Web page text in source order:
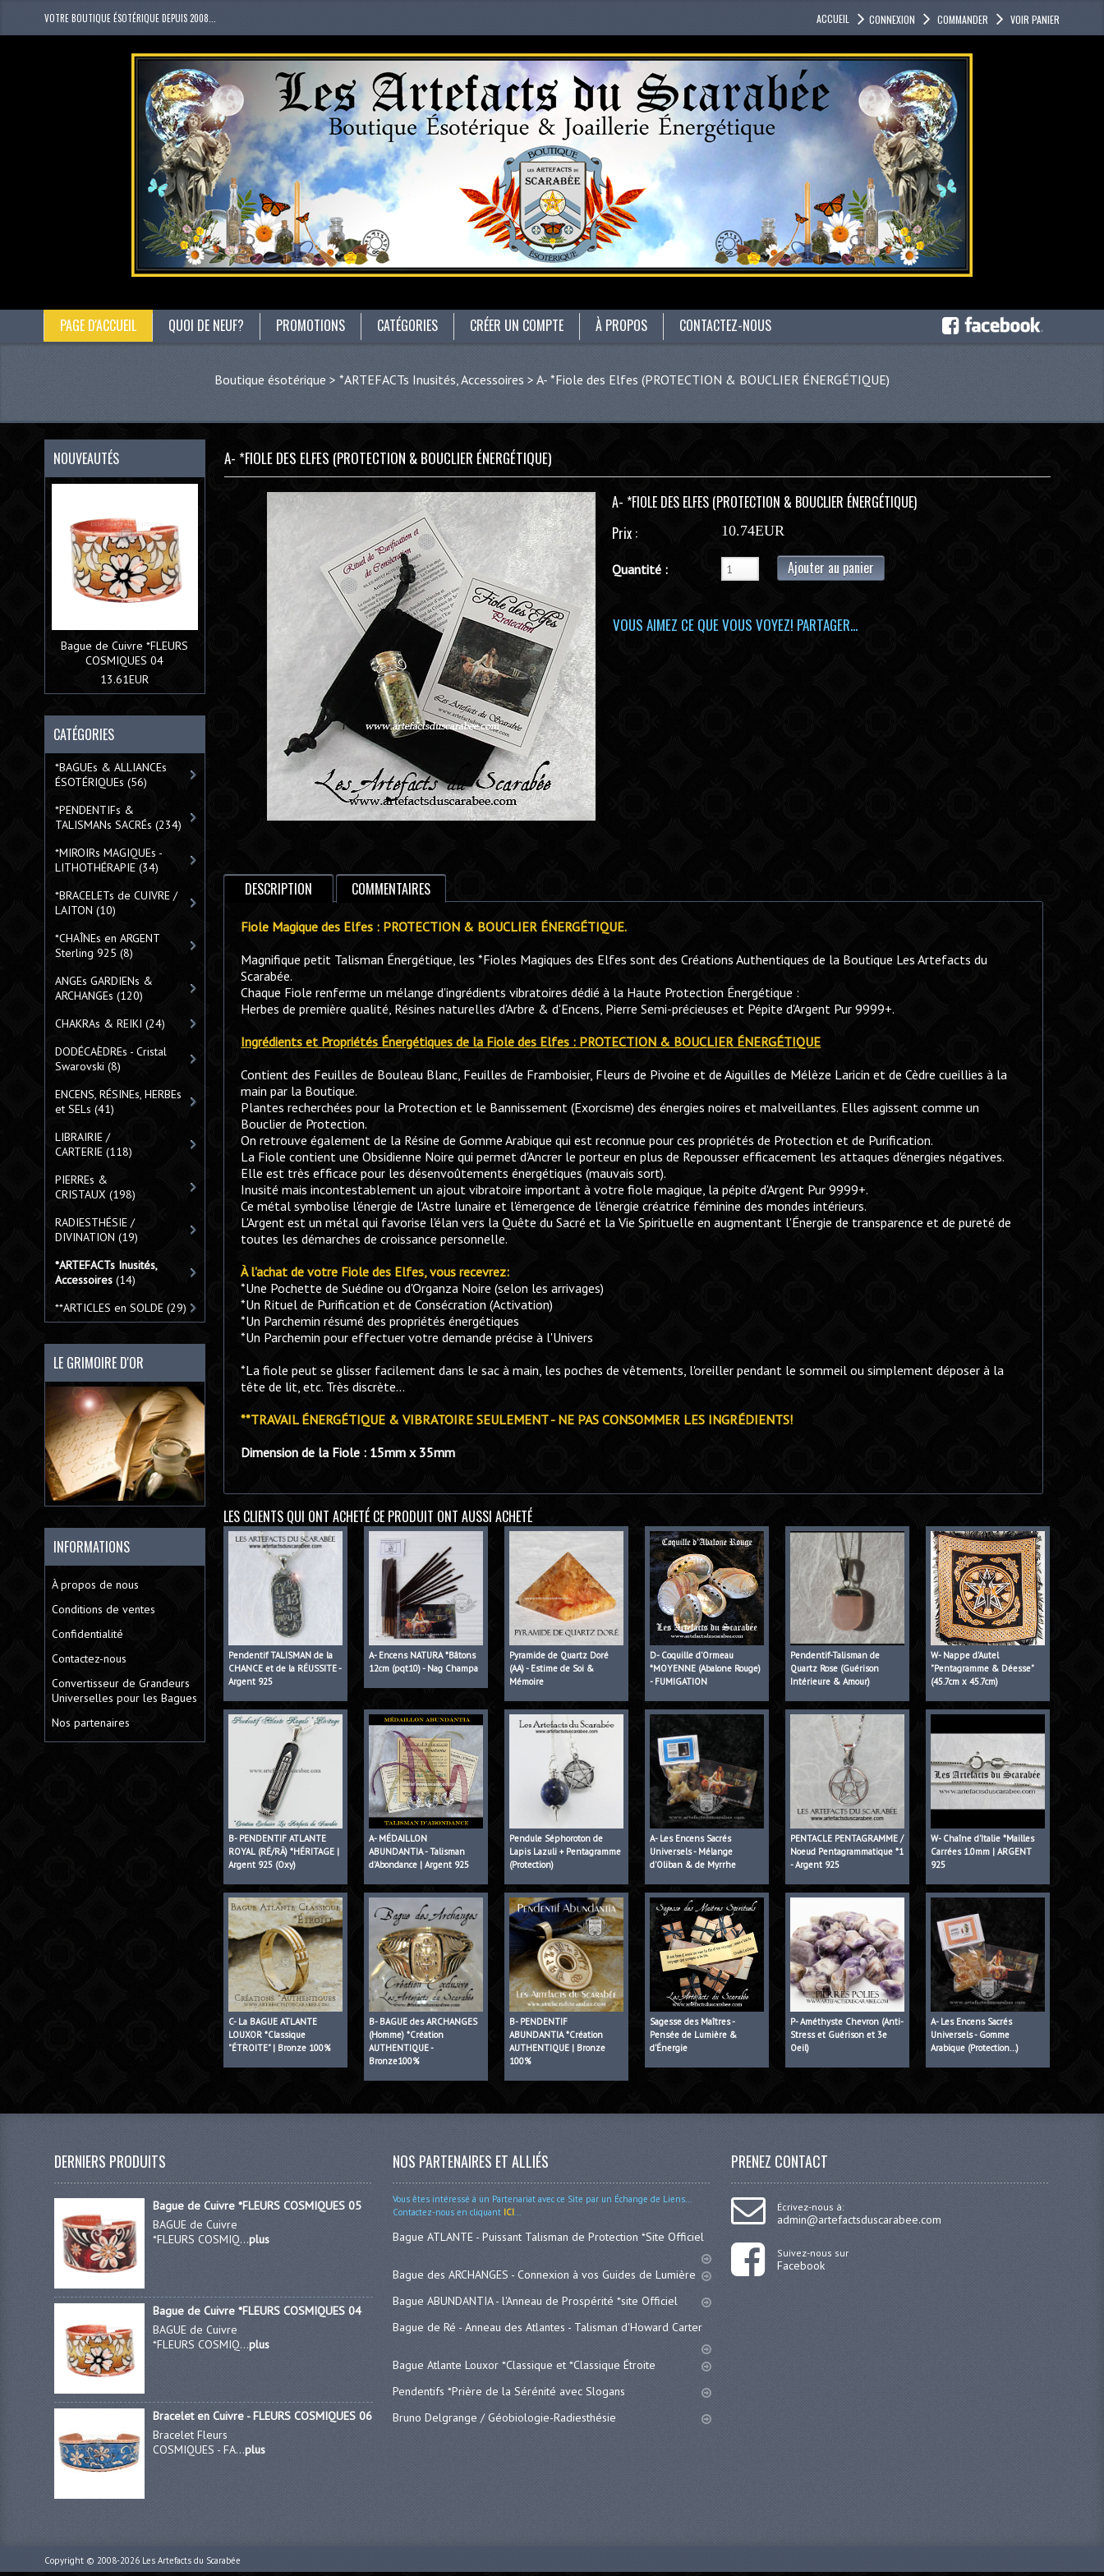
VOTRE BOUTIQUE ÉSOTÉRIQUE DEPUIS 2008... ACCUEIL CONNEXION COMMANDER VOIR PANIER
PAGE D'ACCUEIL QUOI DE NEUF? PROMOTIONS CATÉGORIES CRÉER UN COMPTE À PROPOS CONTACTEZ-NOUS
Boutique ésotérique > *ARTEFACTs Inusités, Accessoires > A- *Fiole des Elfes (PROTECTION & BOUCLIER ÉNERGÉTIQUE)
A- *FIOLE DES ELFES (PROTECTION & BOUCLIER ÉNERGÉTIQUE)
A- *FIOLE DES ELFES (PROTECTION & BOUCLIER ÉNERGÉTIQUE)
Prix :
10.74EUR
Quantité : Ajouter au panier
VOUS AIMEZ CE QUE VOUS VOYEZ! PARTAGER...
DESCRIPTION COMMENTAIRES
Fiole Magique des Elfes : PROTECTION & BOUCLIER ÉNERGÉTIQUE.
Magnifique petit Talisman Énergétique, les *Fioles Magiques des Elfes sont des Créations Authentiques de la Boutique Les Artefacts du
Scarabée.
Chaque Fiole renferme un mélange d'ingrédients vibratoires dédié à la Haute Protection Énergétique :
Herbes de première qualité, Résines naturelles d'Arbre & d'Encens, Pierre Semi-précieuses et Pépite d'Argent Pur 9999+.
Ingrédients et Propriétés Énergétiques de la Fiole des Elfes : PROTECTION & BOUCLIER ÉNERGÉTIQUE
Contient des Feuilles de Bouleau Blanc, Feuilles de Framboisier, Fleurs de Pivoine et de Aiguilles de Mélèze Laricin et de Cèdre cueillies à la
main par la Boutique.
Plantes recherchées pour la Protection et le Bannissement (Exorcisme) des énergies noires et malveillantes. Elles agissent comme un
Bouclier de Protection.
On retrouve également de la Résine de Gomme Arabique qui est reconnue pour ces propriétés de Protection et de Purification.
La Fiole contient une Obsidienne Noire qui permet d'Ancrer le porteur en plus de Repousser efficacement les attaques d'énergies négatives.
Elle est très efficace pour les désenvoûtements énergétiques (mauvais sort).
Inusité mais incontestablement un ajout vibratoire important à votre fiole magique, la pépite d'Argent Pur 9999+.
Ce métal symbolise l'énergie de l'Astre lunaire et l'émergence de l'énergie créatrice féminine des mondes intérieurs.
L'Argent est un métal qui favorise l'élan vers la Quête du Sacré et la Vie Spirituelle en augmentant l'Énergie de transparence et de pureté de
toutes les démarches de croissance personnelle.
À l'achat de votre Fiole des Elfes, vous recevrez:
*Une Pochette de Suédine ou d'Organza Noire (selon les arrivages)
*Un Rituel de Purification et de Consécration (Activation)
*Un Parchemin résumé des propriétés énergétiques
*Un Parchemin pour effectuer votre demande précise à l'Univers
*La fiole peut se glisser facilement dans le sac à main, les poches de vêtements, l'oreiller pendant le sommeil ou simplement déposer à la
tête de lit, etc. Très discrète...
**TRAVAIL ÉNERGÉTIQUE & VIBRATOIRE SEULEMENT - NE PAS CONSOMMER LES INGRÉDIENTS!
Dimension de la Fiole : 15mm x 35mm
LES CLIENTS QUI ONT ACHETÉ CE PRODUIT ONT AUSSI ACHETÉ
Pendentif TALISMAN de la
CHANCE et de la RÉUSSITE -
Argent 925
A- Encens NATURA *Bâtons
12cm (pqt10) - Nag Champa
Pyramide de Quartz Doré
(AA) - Estime de Soi &
Mémoire
D- Coquille d'Ormeau
*MOYENNE (Abalone Rouge)
- FUMIGATION
Pendentif-Talisman de
Quartz Rose (Guérison
Intérieure & Amour)
W- Nappe d'Autel
"Pentagramme & Déesse"
(45.7cm x 45.7cm)
B- PENDENTIF ATLANTE
ROYAL (RÉ/RÂ) *HÉRITAGE |
Argent 925 (Oxy)
A- MÉDAILLON
ABUNDANTIA - Talisman
d'Abondance | Argent 925
Pendule Séphoroton de
Lapis Lazuli + Pentagramme
(Protection)
A- Les Encens Sacrés
Universels - Mélange
d'Oliban & de Myrrhe
PENTACLE PENTAGRAMME /
Noeud Pentagrammatique *1
- Argent 925
W- Chaîne d'Italie *Mailles
Carrées 1.0mm | ARGENT
925
C- La BAGUE ATLANTE
LOUXOR *Classique
"ÉTROITE" | Bronze 100%
B- BAGUE des ARCHANGES
(Homme) *Création
AUTHENTIQUE -
Bronze100%
B- PENDENTIF
ABUNDANTIA *Création
AUTHENTIQUE | Bronze
100%
Sagesse des Maîtres -
Pensée de Lumière &
d'Énergie
P- Améthyste Chevron (Anti-
Stress et Guérison et 3e
Oeil)
A- Les Encens Sacrés
Universels - Gomme
Arabique (Protection...)
NOUVEAUTÉS
Bague de Cuivre *FLEURS
COSMIQUES 04
13.61EUR
CATÉGORIES
*BAGUEs & ALLIANCEs
ÉSOTÉRIQUEs (56)
*PENDENTIFs &
TALISMANs SACRÉs (234)
*MIROIRs MAGIQUEs -
LITHOTHÉRAPIE(34)
*BRACELETs de CUIVRE /
LAITON (10)
*CHAÎNEs en ARGENT
Sterling 925 (8)
ANGEs GARDIENs &
ARCHANGEs (120)
CHAKRAs & REIKI (24)
DODÉCAÈDREs - Cristal
Swarovski (8)
ENCENS, RÉSINEs, HERBEs
et SELs (41)
LIBRAIRIE /
CARTERIE(118)
PIERREs &
CRISTAUX (198)
RADIESTHÉSIE /
DIVINATION (19)
*ARTEFACTs Inusités,
Accessoires(14)
**ARTICLES en SOLDE(29)
LE GRIMOIRE D'OR
INFORMATIONS
À propos de nous
Conditions de ventes
Confidentialité
Contactez-nous
Convertisseur de Grandeurs
Universelles pour les Bagues
Nos partenaires
DERNIERS PRODUITS
Bague de Cuivre *FLEURS COSMIQUES 05
BAGUE de Cuivre
*FLEURS COSMIQ...plus
Bague de Cuivre *FLEURS COSMIQUES 04
BAGUE de Cuivre
*FLEURS COSMIQ...plus
Bracelet en Cuivre - FLEURS COSMIQUES 06
Bracelet Fleurs
COSMIQUES - FA...plus
NOS PARTENAIRES ET ALLIÉS
Vous êtes intéressé à un Partenariat avec ce Site par un Échange de Liens...
Contactez-nous en cliquant ICI...
Bague ATLANTE - Puissant Talisman de Protection *Site Officiel
Bague des ARCHANGES - Connexion à vos Guides de Lumière
Bague ABUNDANTIA - l'Anneau de Prospérité *site Officiel
Bague de Ré - Anneau des Atlantes - Talisman d'Howard Carter
Bague Atlante Louxor *Classique et *Classique Étroite
Pendentifs *Prière de la Sérénité avec Slogans
Bruno Delgrange / Géobiologie-Radiesthésie
PRENEZ CONTACT
Écrivez-nous à:
admin@artefactsduscarabee.com
Suivez-nous sur
Facebook
Copyright © 2008-2026 Les Artefacts du Scarabée